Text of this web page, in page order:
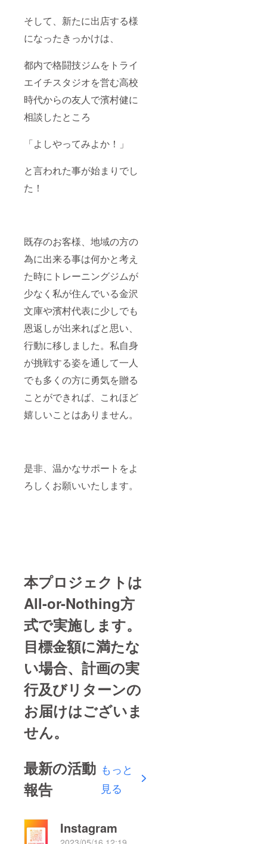
そして、新たに出店する様
になったきっかけは、
都内で格闘技ジムをトライ
エイチスタジオを営む高校
時代からの友人で濱村健に
相談したところ
「よしやってみよか！」
と言われた事が始まりでし
た！
既存のお客様、地域の方の
為に出来る事は何かと考え
た時にトレーニングジムが
少なく私が住んでいる金沢
文庫や濱村代表に少しでも
恩返しが出来ればと思い、
行動に移しました。私自身
が挑戦する姿を通して一人
でも多くの方に勇気を贈る
ことができれば、これほど
嬉しいことはありません。
是非、温かなサポートをよ
ろしくお願いいたします。
本プロジェクトは
All-or-Nothing方
式で実施します。
目標金額に満たな
い場合、計画の実
行及びリターンの
お届けはございま
せん。
最新の活動
報告
もっと
見る
Instagram